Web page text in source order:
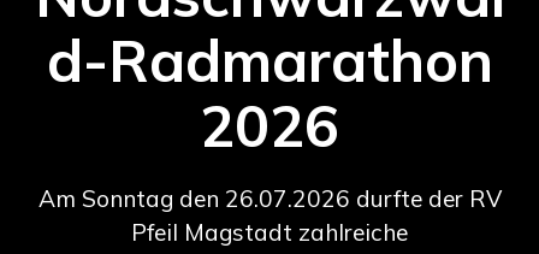
d-Radmarathon
2026
Am Sonntag den 26.07.2026 durfte der RV
Pfeil Magstadt zahlreiche